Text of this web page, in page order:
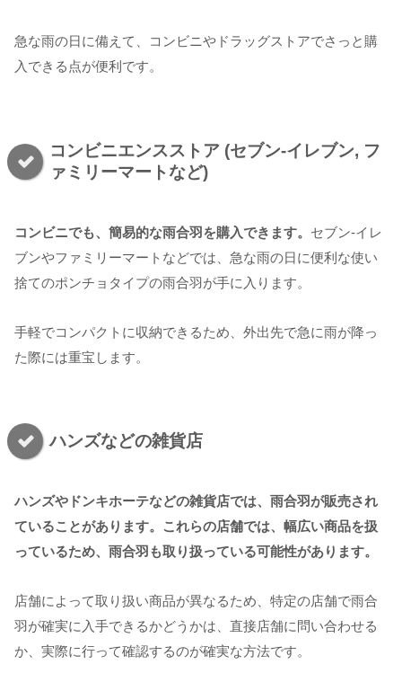
急な雨の日に備えて、コンビニやドラッグストアでさっと購
入できる点が便利です。
コンビニエンスストア (セブン-イレブン, フ
ァミリーマートなど)
コンビニでも、簡易的な雨合羽を購入できます。 セブン-イレ
ブンやファミリーマートなどでは、急な雨の日に便利な使い
捨てのポンチョタイプの雨合羽が手に入ります。
手軽でコンパクトに収納できるため、外出先で急に雨が降っ
た際には重宝します。
ハンズなどの雑貨店
ハンズやドンキホーテなどの雑貨店では、雨合羽が販売され
ていることがあります。これらの店舗では、幅広い商品を扱
っているため、雨合羽も取り扱っている可能性があります。
店舗によって取り扱い商品が異なるため、特定の店舗で雨合
羽が確実に入手できるかどうかは、直接店舗に問い合わせる
か、実際に行って確認するのが確実な方法です。